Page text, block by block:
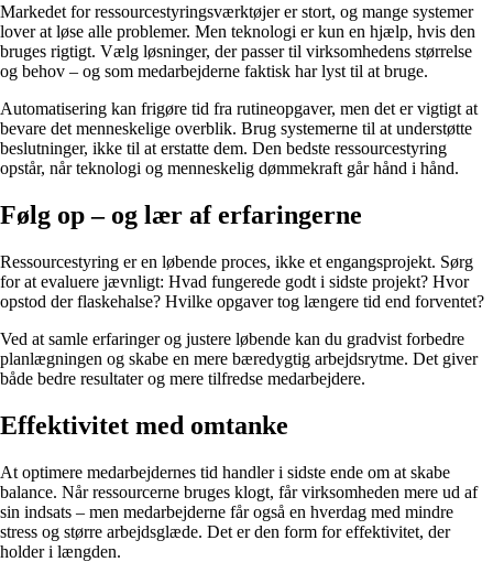
Markedet for ressourcestyringsværktøjer er stort, og mange systemer
lover at løse alle problemer. Men teknologi er kun en hjælp, hvis den
bruges rigtigt. Vælg løsninger, der passer til virksomhedens størrelse
og behov – og som medarbejderne faktisk har lyst til at bruge.
Automatisering kan frigøre tid fra rutineopgaver, men det er vigtigt at
bevare det menneskelige overblik. Brug systemerne til at understøtte
beslutninger, ikke til at erstatte dem. Den bedste ressourcestyring
opstår, når teknologi og menneskelig dømmekraft går hånd i hånd.
Følg op – og lær af erfaringerne
Ressourcestyring er en løbende proces, ikke et engangsprojekt. Sørg
for at evaluere jævnligt: Hvad fungerede godt i sidste projekt? Hvor
opstod der flaskehalse? Hvilke opgaver tog længere tid end forventet?
Ved at samle erfaringer og justere løbende kan du gradvist forbedre
planlægningen og skabe en mere bæredygtig arbejdsrytme. Det giver
både bedre resultater og mere tilfredse medarbejdere.
Effektivitet med omtanke
At optimere medarbejdernes tid handler i sidste ende om at skabe
balance. Når ressourcerne bruges klogt, får virksomheden mere ud af
sin indsats – men medarbejderne får også en hverdag med mindre
stress og større arbejdsglæde. Det er den form for effektivitet, der
holder i længden.